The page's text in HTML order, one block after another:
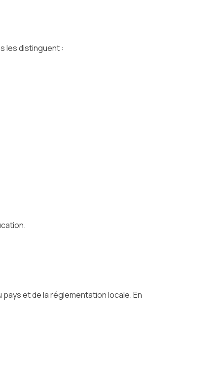
les distinguent :
et de la réglementation locale. En